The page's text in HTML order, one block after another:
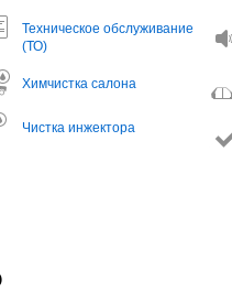
Техническое обслуживание
(ТО)
Химчистка салона
Чистка инжектора